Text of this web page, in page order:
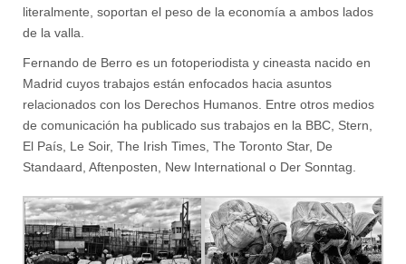
literalmente, soportan el peso de la economía a ambos lados
de la valla.
Fernando de Berro es un fotoperiodista y cineasta nacido en
Madrid cuyos trabajos están enfocados hacia asuntos
relacionados con los Derechos Humanos. Entre otros medios
de comunicación ha publicado sus trabajos en la BBC, Stern,
El País, Le Soir, The Irish Times, The Toronto Star, De
Standaard, Aftenposten, New International o Der Sonntag.